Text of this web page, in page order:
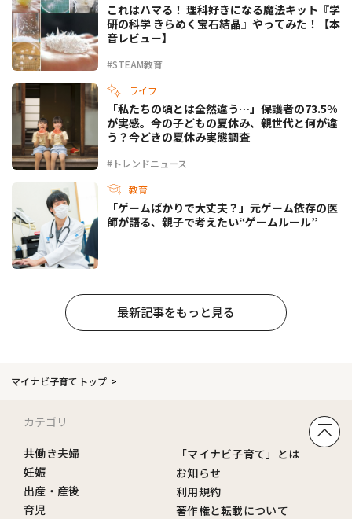
#STEAM教育
これはハマる！ 理科好きになる魔法キット『学
研の科学 きらめく宝石結晶』やってみた！【本
音レビュー】
ライフ
#トレンドニュース
「私たちの頃とは全然違う…」保護者の73.5%
が実感。今の子どもの夏休み、親世代と何が違
う？今どきの夏休み実態調査
教育
「ゲームばかりで大丈夫？」元ゲーム依存の医
師が語る、親子で考えたい“ゲームルール”
最新記事をもっと見る
マイナビ子育てトップ
カテゴリ
共働き夫婦
妊娠
出産・産後
育児
「マイナビ子育て」とは
お知らせ
利用規約
著作権と転載について